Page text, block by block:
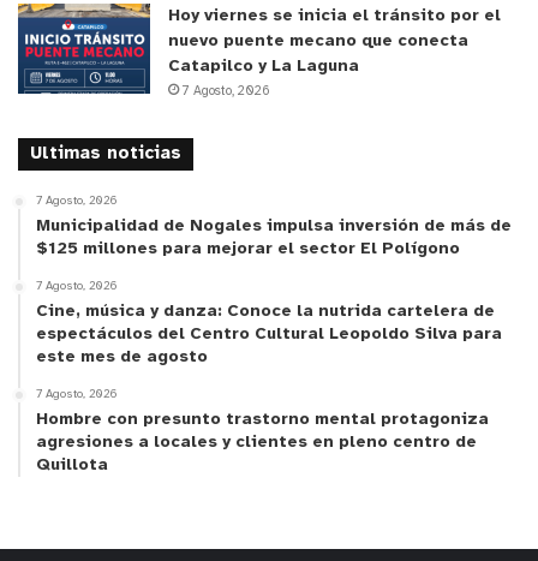
Hoy viernes se inicia el tránsito por el
nuevo puente mecano que conecta
Catapilco y La Laguna
7 Agosto, 2026
Ultimas noticias
7 Agosto, 2026
Municipalidad de Nogales impulsa inversión de más de
$125 millones para mejorar el sector El Polígono
7 Agosto, 2026
Cine, música y danza: Conoce la nutrida cartelera de
espectáculos del Centro Cultural Leopoldo Silva para
este mes de agosto
7 Agosto, 2026
Hombre con presunto trastorno mental protagoniza
agresiones a locales y clientes en pleno centro de
Quillota